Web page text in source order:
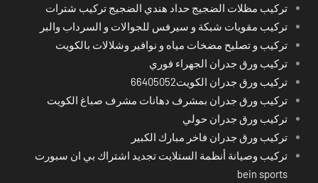
تركيب مظلات الضجيج حداد هندي الضجيج تركيب شترات
تركيب مقويات شبكة و سيرفس للجوالات و السرداب والبر
تركيب و تصليح مضخات مياه و نوافير وشلالات بالكويت
تركيب ورق جدران الجهراء فوري
تركيب ورق جدران الكويت66405052
تركيب ورق جدران بمشرف دهانات مشرف صباغ الكويت
تركيب ورق جدران حولي
تركيب ورق جدران فاخر مبارك الكبير
تركيب وصيانة أنظمة الستلايت تجديد اشتراك بي ان سبورت
bein sports